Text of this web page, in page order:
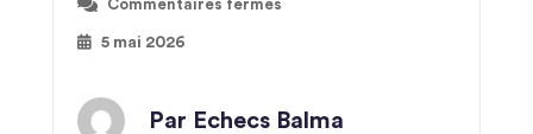
Commentaires fermés
5 mai 2026
Par Echecs Balma